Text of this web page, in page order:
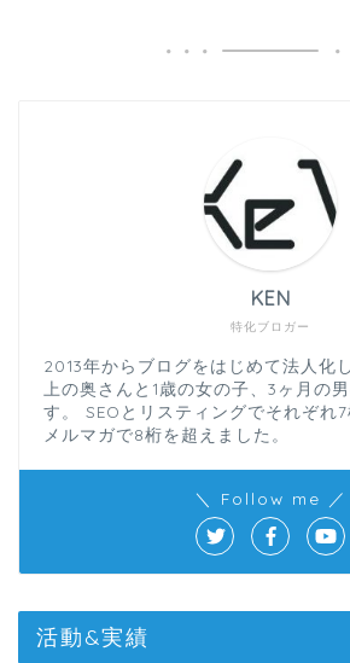
特化ブロガー
KEN
2013年からブログをはじめて法人化
上の奥さんと1歳の女の子、3ヶ月の
す。 SEOとリスティングでそれぞれ7
メルマガで8桁を超えました。
＼ Follow me ／
活動&実績